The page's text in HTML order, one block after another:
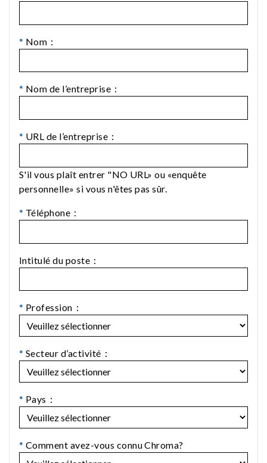
* Nom：
* Nom de l’entreprise：
* URL de l’entreprise：
S'il vous plaît entrer "NO URL» ou «enquête
personnelle» si vous n'êtes pas sûr.
* Téléphone：
Intitulé du poste：
* Profession：
* Secteur d’activité：
* Pays：
* Comment avez-vous connu Chroma?